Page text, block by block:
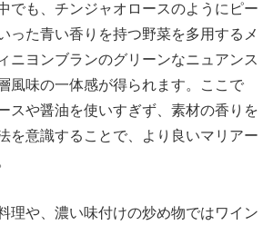
でも、チンジャオロースのようにピー
った青い香りを持つ野菜を多用するメ
ニヨンブランのグリーンなニュアンス
風味の一体感が得られます。ここで
スや醤油を使いすぎず、素材の香りを
を意識することで、より良いマリアー
理や、濃い味付けの炒め物ではワイン